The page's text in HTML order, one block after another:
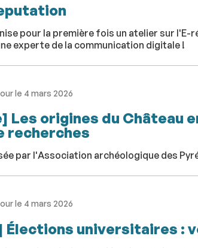
pour la première fois un atelier sur
experte de la communication digitale !
le 4 mars 2026
Les origines du Château
recherches
par l'Association archéologique des
le 4 mars 2026
Élections universitaires :